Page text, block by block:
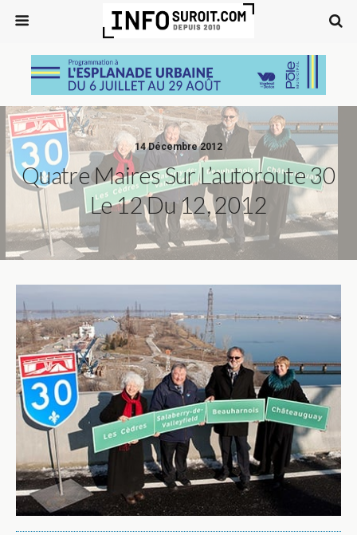
14 Décembre 2012
Quatre Maires Sur L’autoroute 30
Le 12 Du 12, 2012